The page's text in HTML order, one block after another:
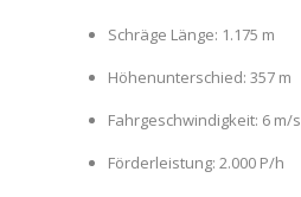
Schräge Länge: 1.175 m
Höhenunterschied: 357 m
Fahrgeschwindigkeit: 6 m/s
Förderleistung: 2.000 P/h